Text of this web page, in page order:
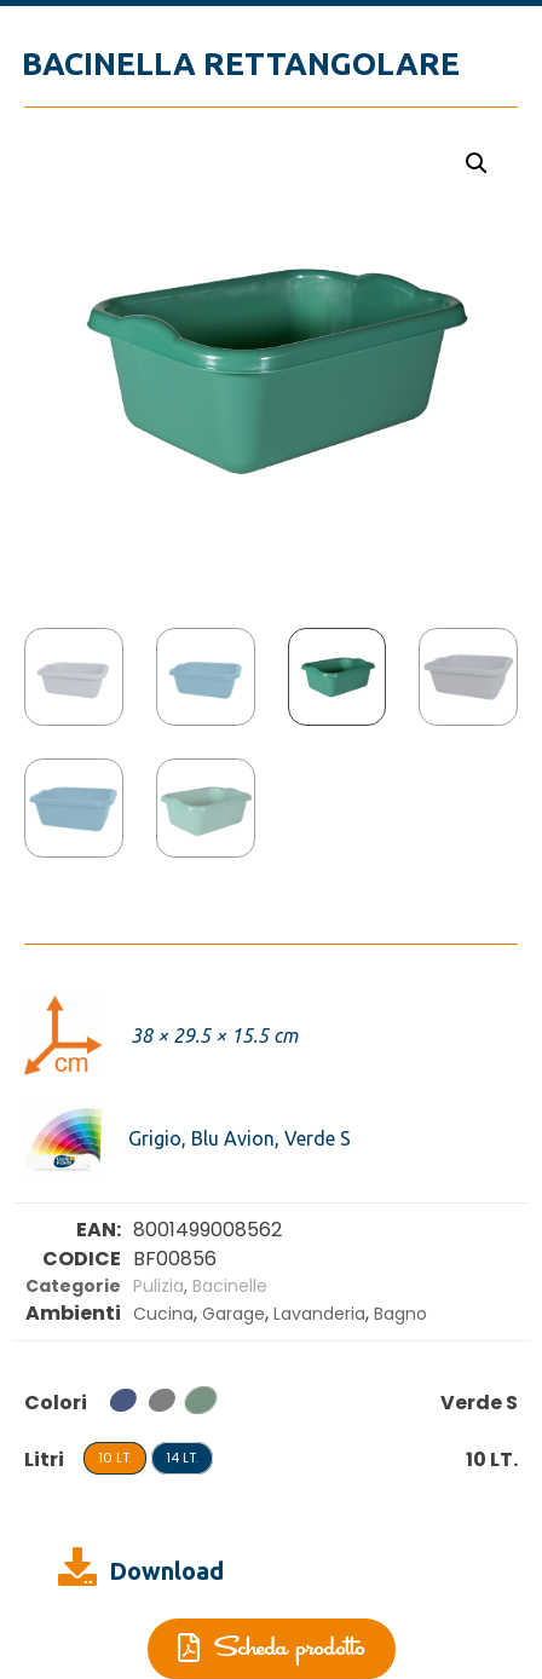
BACINELLA RETTANGOLARE
38 × 29.5 × 15.5 cm
Grigio, Blu Avion, Verde S
EAN: 8001499008562
CODICE BF00856
Categorie Pulizia, Bacinelle
Ambienti Cucina, Garage, Lavanderia, Bagno
Colori Verde S
Litri 10 LT.
10 LT. 14 LT.
Download
Scheda prodotto